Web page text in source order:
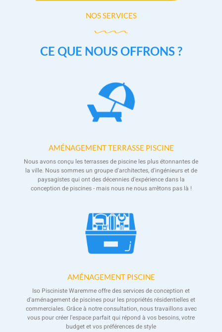
NOS SERVICES
CE QUE NOUS OFFRONS ?
AMÉNAGEMENT TERRASSE PISCINE
Nous avons conçu les terrasses de piscine les plus étonnantes de
la ville. Nous sommes un groupe d'architectes, d'ingénieurs et de
paysagistes qui ont des décennies d'expérience dans la
conception de piscines - mais nous ne nous arrêtons pas là !
AMÉNAGEMENT PISCINE
Iso Pisciniste Waremme offre des services de conception et
d'aménagement de piscines pour les propriétés résidentielles et
commerciales. Grâce à notre consultation, nous travaillons avec
vous pour créer l'espace parfait qui répond à vos besoins, votre
budget et vos préférences de style